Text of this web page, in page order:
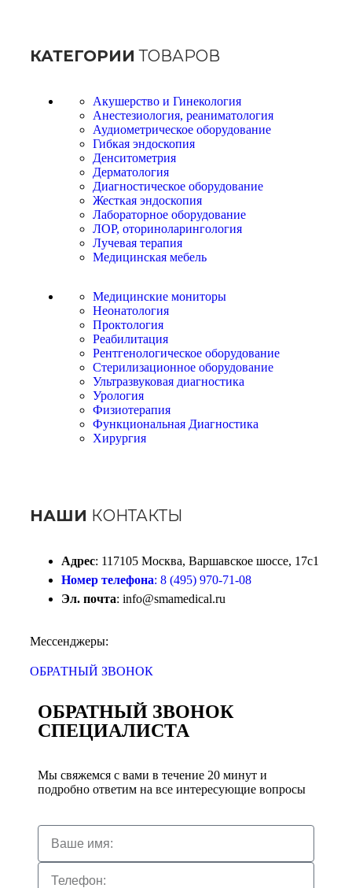
КАТЕГОРИИ ТОВАРОВ
Акушерство и Гинекология
Анестезиология, реаниматология
Аудиометрическое оборудование
Гибкая эндоскопия
Денситометрия
Дерматология
Диагностическое оборудование
Жесткая эндоскопия
Лабораторное оборудование
ЛОР, оториноларингология
Лучевая терапия
Медицинская мебель
Медицинские мониторы
Неонатология
Проктология
Реабилитация
Рентгенологическое оборудование
Стерилизационное оборудование
Ультразвуковая диагностика
Урология
Физиотерапия
Функциональная Диагностика
Хирургия
НАШИ КОНТАКТЫ
Адрес: 117105 Москва, Варшавское шоссе, 17с1
Номер телефона: 8 (495) 970-71-08
Эл. почта: info@smamedical.ru
Мессенджеры:
ОБРАТНЫЙ ЗВОНОК
ОБРАТНЫЙ ЗВОНОК
СПЕЦИАЛИСТА
Мы свяжемся с вами в течение 20 минут и
подробно ответим на все интересующие вопросы